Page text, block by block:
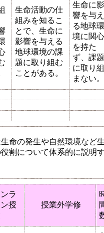
生命活動の仕
組みを知るこ
とで、生命に
影響を与える
地球環境の課
題に取り組む
ことがある。
生命に影
響を与え
る地球環
境に関心
を持た
ず、課題
に取り組
まない。
命の発生や自然環境など生
割について体系的に説明す
ラ
授
授業外学修